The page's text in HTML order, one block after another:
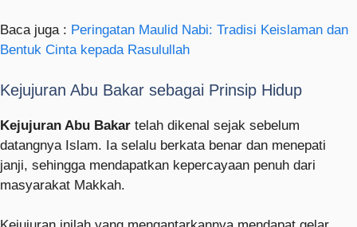
Baca juga : Peringatan Maulid Nabi: Tradisi Keislaman dan
Bentuk Cinta kepada Rasulullah
Kejujuran Abu Bakar sebagai Prinsip Hidup
Kejujuran Abu Bakar telah dikenal sejak sebelum
datangnya Islam. Ia selalu berkata benar dan menepati
janji, sehingga mendapatkan kepercayaan penuh dari
masyarakat Makkah.